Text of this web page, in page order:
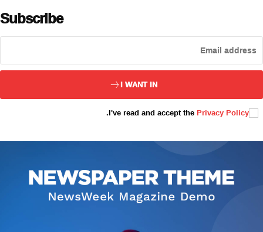
ئەزا بولاي
تور بېكىتىمىز
ئاناسەھىپە
بىز كىم؟
Subscribe
I WANT IN
I've read and accept the Privacy Policy
.